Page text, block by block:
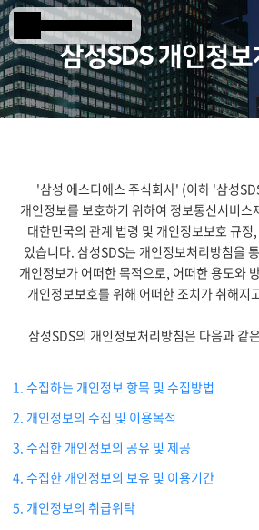
본문 바로 가기
Samsung SDS
IT서비스
비즈니스 솔루션
디지털 혁신
R&D
물류 소개
Cello Square
디지털 물류 서비스
삼성SDS 개인정
'삼성 에스디에스 주식회사' (이하 '삼성
개인정보를 보호하기 위하여 정보통신서비스
대한민국의 관계 법령 및 개인정보보호 규
있습니다. 삼성SDS는 개인정보처리방침을
개인정보가 어떠한 목적으로, 어떠한 용도와
개인정보보호를 위해 어떠한 조치가 취해지
삼성SDS의 개인정보처리방침은 다음과 같
1. 수집하는 개인정보 항목 및 수집방법
2. 개인정보의 수집 및 이용목적
3. 수집한 개인정보의 공유 및 제공
4. 수집한 개인정보의 보유 및 이용기간
5. 개인정보의 취급위탁